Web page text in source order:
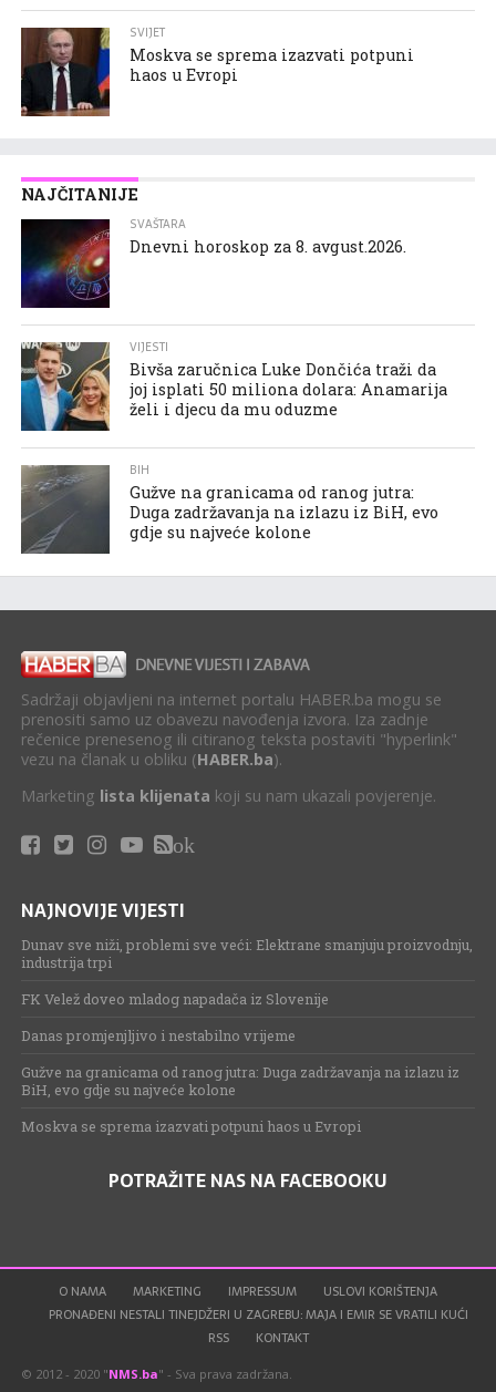
SVIJET
Moskva se sprema izazvati potpuni
haos u Evropi
NAJČITANIJE
SVAŠTARA
Dnevni horoskop za 8. avgust.2026.
VIJESTI
Bivša zaručnica Luke Dončića traži da
joj isplati 50 miliona dolara: Anamarija
želi i djecu da mu oduzme
BIH
Gužve na granicama od ranog jutra:
Duga zadržavanja na izlazu iz BiH, evo
gdje su najveće kolone
Sadržaji objavljeni na internet portalu HABER.ba mogu se
prenositi samo uz obavezu navođenja izvora. Iza zadnje
rečenice prenesenog ili citiranog teksta postaviti "hyperlink"
vezu na članak u obliku (HABER.ba).
Marketing lista klijenata koji su nam ukazali povjerenje.
ok
NAJNOVIJE VIJESTI
Dunav sve niži, problemi sve veći: Elektrane smanjuju proizvodnju,
industrija trpi
FK Velež doveo mladog napadača iz Slovenije
Danas promjenjljivo i nestabilno vrijeme
Gužve na granicama od ranog jutra: Duga zadržavanja na izlazu iz
BiH, evo gdje su najveće kolone
Moskva se sprema izazvati potpuni haos u Evropi
POTRAŽITE NAS NA FACEBOOKU
O NAMA MARKETING IMPRESSUM
USLOVI KORIŠTENJA
PRONAĐENI NESTALI TINEJDŽERI U ZAGREBU: MAJA I EMIR SE VRATILI KUĆI
RSS
KONTAKT
© 2012 - 2020 "NMS.ba" - Sva prava zadržana.